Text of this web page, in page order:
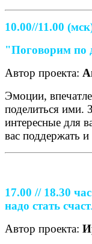
10.00//11.00
"Поговорим по
Автор проекта:
Эмоции,
поделиться ими.
интересные для
вас поддержать
17.00 // 18.30
надо стать
Автор проекта: